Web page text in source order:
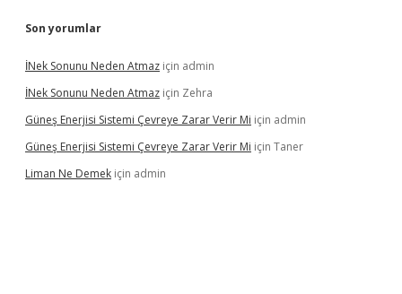
Son yorumlar
İNek Sonunu Neden Atmaz için admin
İNek Sonunu Neden Atmaz için Zehra
Güneş Enerjisi Sistemi Çevreye Zarar Verir Mi için admin
Güneş Enerjisi Sistemi Çevreye Zarar Verir Mi için Taner
Liman Ne Demek için admin